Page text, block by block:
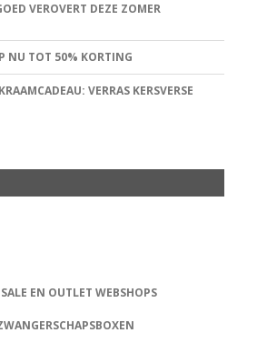
VEROVERT DEZE ZOMER
NU TOT 50% KORTING
VERRAS KERSVERSE
EN OUTLET WEBSHOPS